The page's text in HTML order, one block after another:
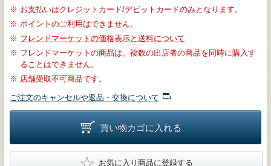
※ お支払いはクレジットカード/デビットカードのみとなります。
※ ポイントのご利用はできません。
※ フレンドマーケットの価格表示と送料について
※ フレンドマーケットの商品は、複数の出店者の商品を同時に購入す
ることはできません。
※ 店舗受取不可商品です。
ご注文のキャンセルや返品・交換について
買い物カゴに入れる
お気に入り商品に登録する